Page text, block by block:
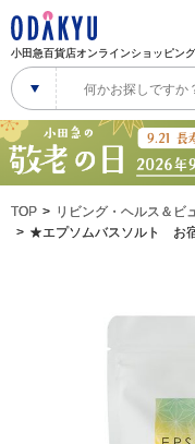
小田急百貨店オンラインショッピング
TOP リビング・ヘルス＆ビ
★エプソムバスソルト お